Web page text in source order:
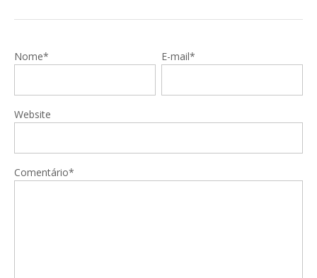
Nome* E-mail*
Website
Comentário*